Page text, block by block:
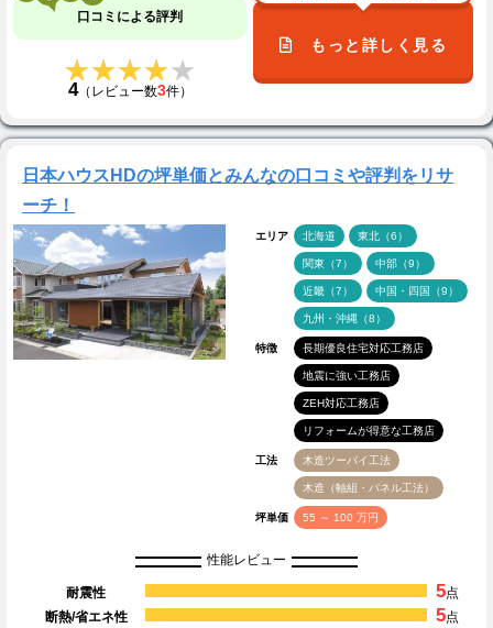
口コミによる評判
★★★★★
★★★★★
4（レビュー数3件）
もっと詳しく見る
日本ハウスHDの坪単価とみんなの口コミや評判をリサ
ーチ！
エリア 北海道 東北（6）
関東（7） 中部（9）
近畿（7） 中国・四国（9）
九州・沖縄（8）
特徴 長期優良住宅対応工務店
地震に強い工務店
ZEH対応工務店
リフォームが得意な工務店
工法 木造ツーバイ工法
木造（軸組・パネル工法）
坪単価 55 ～ 100 万円
性能レビュー
耐震性 5点
断熱/省エネ性
5点